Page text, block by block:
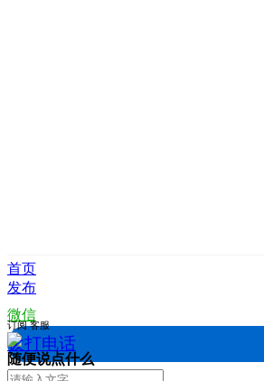
首页
发布
微信
拨打电话
订阅 客服
随便说点什么